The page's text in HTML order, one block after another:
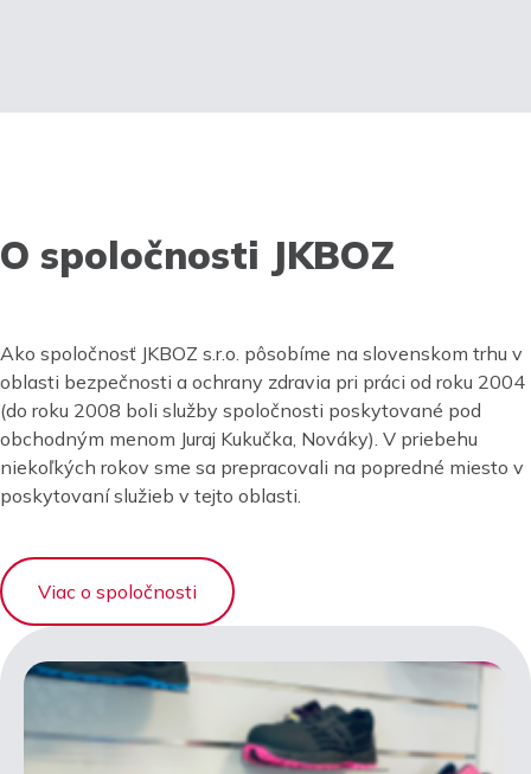
O spoločnosti JKBOZ
Ako spoločnosť JKBOZ s.r.o. pôsobíme na slovenskom trhu v
oblasti bezpečnosti a ochrany zdravia pri práci od roku 2004
(do roku 2008 boli služby spoločnosti poskytované pod
obchodným menom Juraj Kukučka, Nováky). V priebehu
niekoľkých rokov sme sa prepracovali na popredné miesto v
poskytovaní služieb v tejto oblasti.
Viac o spoločnosti